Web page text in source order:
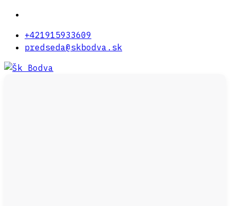
+421915933609
predseda@skbodva.sk